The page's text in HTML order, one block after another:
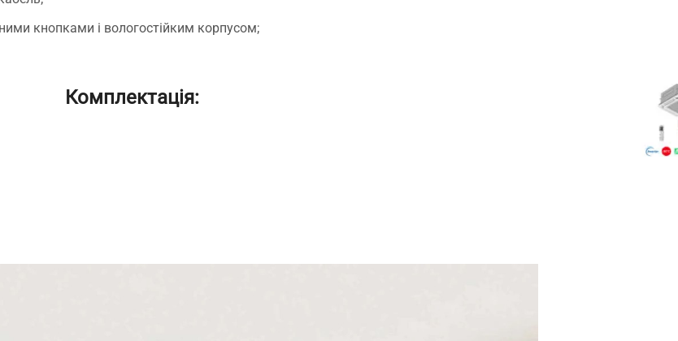
кнопками і вологостійким корпусом;
Комплектація: